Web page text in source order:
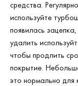
средства.
используйте
появилась
удалить
чтобы продлить
покрытие.
это нормально для